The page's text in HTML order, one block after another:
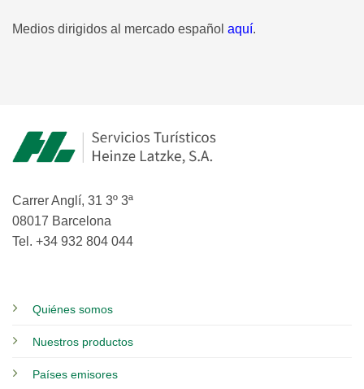
Medios dirigidos al mercado español aquí.
Carrer Anglí, 31 3º 3ª
08017 Barcelona
Tel. +34 932 804 044
Quiénes somos
Nuestros productos
Países emisores